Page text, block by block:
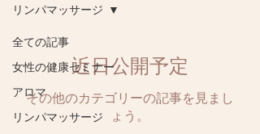
全ての記事
女性の健康セミナー
アロマ
リンパマッサージ
リンパマッサージ
近日公開予定
その他のカテゴリーの記事を見まし
ょう。